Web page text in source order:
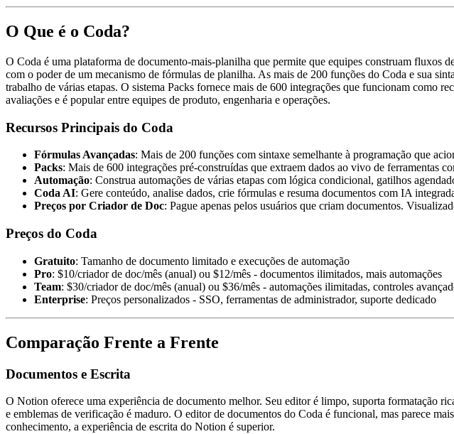
O Que é o Coda?
O Coda é uma plataforma de documento-mais-planilha que permite que equipes construam fluxos
com o poder de um mecanismo de fórmulas de planilha. As mais de 200 funções do Coda e sua
trabalho de várias etapas. O sistema Packs fornece mais de 600 integrações que funcionam como
avaliações e é popular entre equipes de produto, engenharia e operações.
Recursos Principais do Coda
Fórmulas Avançadas: Mais de 200 funções com sintaxe semelhante à programação que
Packs: Mais de 600 integrações pré-construídas que extraem dados ao vivo de ferramentas
Automação: Construa automações de várias etapas com lógica condicional, gatilhos
Coda AI: Gere conteúdo, analise dados, crie fórmulas e resuma documentos com IA
Preços por Criador de Doc: Pague apenas pelos usuários que criam documentos.
Preços do Coda
Gratuito: Tamanho de documento limitado e execuções de automação
Pro: $10/criador de doc/mês (anual) ou $12/mês - documentos ilimitados, mais automações
Team: $30/criador de doc/mês (anual) ou $36/mês - automações ilimitadas, controles
Enterprise: Preços personalizados - SSO, ferramentas de administrador, suporte dedicado
Comparação Frente a Frente
Documentos e Escrita
O Notion oferece uma experiência de documento melhor. Seu editor é limpo, suporta formatação
e emblemas de verificação é maduro. O editor de documentos do Coda é funcional, mas parece
conhecimento, a experiência de escrita do Notion é superior.